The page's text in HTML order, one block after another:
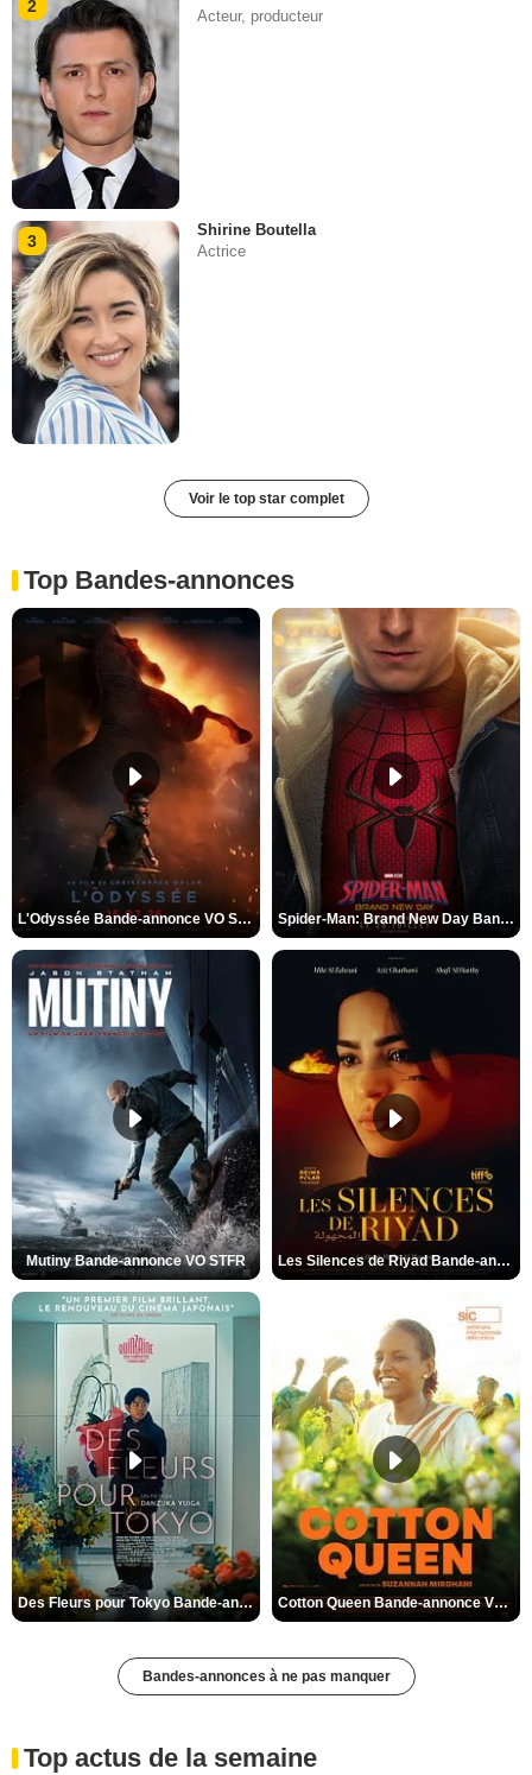
2
Acteur, producteur
3
Shirine Boutella
Actrice
Voir le top star complet
Top Bandes-annonces
L'Odyssée Bande-annonce VO STFR Spider-Man: Brand New Day Bande-annonce VO STFR
Mutiny Bande-annonce VO STFR Les Silences de Riyad Bande-annonce VO STFR
Des Fleurs pour Tokyo Bande-annonce VO STFR Cotton Queen Bande-annonce VO STFR
Bandes-annonces à ne pas manquer
Top actus de la semaine